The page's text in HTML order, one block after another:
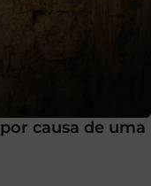
causa de uma